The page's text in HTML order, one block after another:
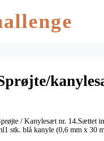
/ Kanylesæt nr. 14.Sættet
stk. blå kanyle (0,6 mm x 30